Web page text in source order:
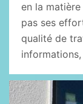
en la
pas ses
qualité de